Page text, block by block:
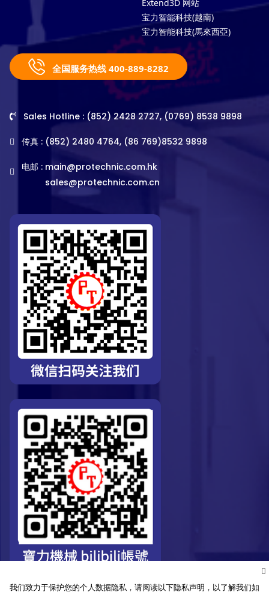
Extend3D 网站
宝力智能科技(越南)
宝力智能科技(馬來西亞)
全国服务热线 400-889-8282
Sales Hotline : (852) 2428 2727, (0769) 8538 9898
传真 : (852) 2480 4764, (86 769)8532 9898
电邮 : main@protechnic.com.hk
sales@protechnic.com.cn
我们致力于保护您的个人数据隐私，请阅读以下隐私声明，以了解我们如